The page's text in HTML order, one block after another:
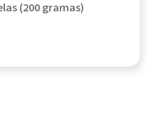
(200 gramas)